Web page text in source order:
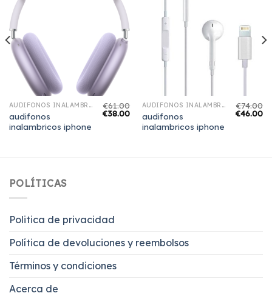
AUDIFONOS INALAMBRICOS IPHONE
audifonos
inalambricos iphone
€61.00
€38.00
AUDIFONOS INALAMBRICOS IPHONE
audifonos
inalambricos iphone
€74.00
€46.00
POLÍTICAS
Politica de privacidad
Política de devoluciones y reembolsos
Términos y condiciones
Acerca de